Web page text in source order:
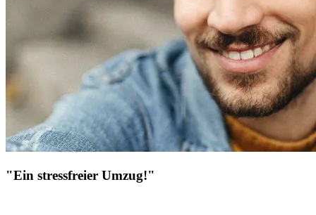
"Ein stressfreier Umzug!"